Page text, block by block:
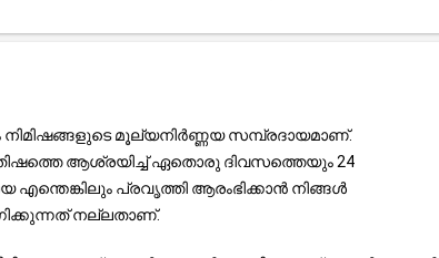
മൂല്യനിർണ്ണയ സമ്പ്രദായമാണ്.
ആശ്രയിച്ച് ഏതൊരു ദിവസത്തെയും 24
പ്രവൃത്തി ആരംഭിക്കാൻ നിങ്ങൾ
നല്ലതാണ്.